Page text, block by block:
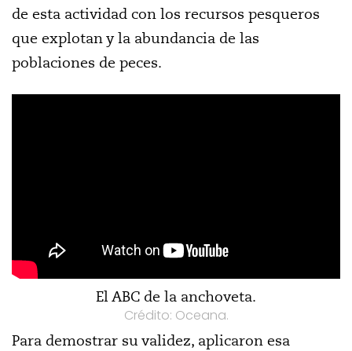
de esta actividad con los recursos pesqueros
que explotan y la abundancia de las
poblaciones de peces.
El ABC de la anchoveta.
Crédito: Oceana.
Para demostrar su validez, aplicaron esa